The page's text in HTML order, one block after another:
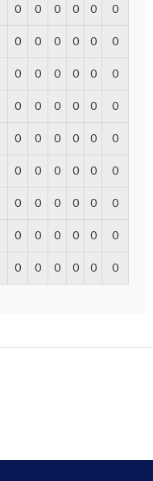
0 0 0 0 0 0
0 0 0 0 0 0
0 0 0 0 0 0
0 0 0 0 0 0
0 0 0 0 0 0
0 0 0 0 0 0
0 0 0 0 0 0
0 0 0 0 0 0
0 0 0 0 0 0